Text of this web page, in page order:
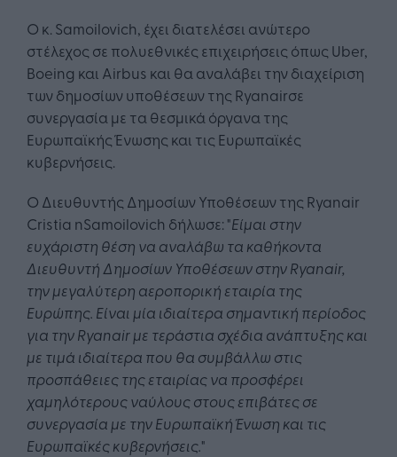
Ο κ. Samoilovich, έχει διατελέσει ανώτερο
στέλεχος σε πολυεθνικές επιχειρήσεις όπως Uber,
Boeing και Airbus και θα αναλάβει την διαχείριση
των δημοσίων υποθέσεων της Ryanairσε
συνεργασία με τα θεσμικά όργανα της
Ευρωπαϊκής Ένωσης και τις Ευρωπαϊκές
κυβερνήσεις.
Ο Διευθυντής Δημοσίων Υποθέσεων της Ryanair
Cristia nSamoilovich δήλωσε: "Είμαι στην
ευχάριστη θέση να αναλάβω τα καθήκοντα
Διευθυντή Δημοσίων Υποθέσεων στην Ryanair,
την μεγαλύτερη αεροπορική εταιρία της
Ευρώπης. Είναι μία ιδιαίτερα σημαντική περίοδος
για την Ryanair με τεράστια σχέδια ανάπτυξης και
με τιμά ιδιαίτερα που θα συμβάλλω στις
προσπάθειες της εταιρίας να προσφέρει
χαμηλότερους ναύλους στους επιβάτες σε
συνεργασία με την Ευρωπαϊκή Ένωση και τις
Ευρωπαϊκές κυβερνήσεις."